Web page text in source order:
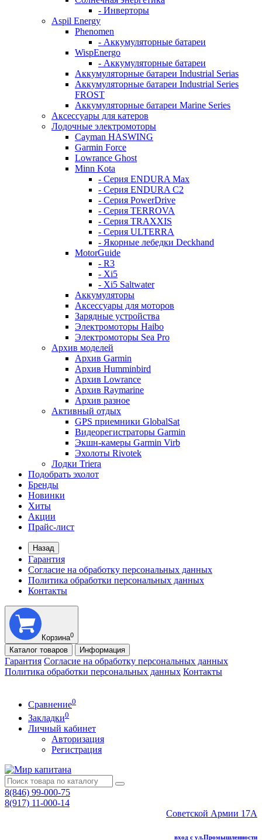
- Инверторы
Aspil Energy
Phenomen
- Аккумуляторные батареи
WispEnergo
- Аккумуляторные батареи
Аккумуляторные батареи Industrial Serias
Аккумуляторные батареи Industrial Series
FROST
Аккумуляторные батареи Marine Series
Аксессуары для катеров
Лодочные электромоторы
Cayman HASWING
Garmin Force
Lowrance Ghost
Minn Kota
- Серия ENDURA Max
- Серия ENDURA C2
- Серия PowerDrive
- Серия TERROVA
- Серия TRAXXIS
- Серия ULTERRA
- Якорные лебедки Deckhand
MotorGuide
- R3
- Xi5
- Xi5 Saltwater
Аккумуляторы
Аксессуары для моторов
Зарядные устройства
Электромоторы Haibo
Электромоторы Sea Pro
Архив моделей
Архив Garmin
Архив Humminbird
Архив Lowrance
Архив Raymarine
Архив разное
Активный отдых
GPS приемники GlobalSat
Видеорегистраторы Garmin
Экшн-камеры Garmin Virb
Эхолоты Rivotek
Лодки Triera
Подобрать эхолот
Бренды
Новинки
Хиты
Акции
Прайс-лист
Назад
Гарантия
Согласие на обработку персональных данных
Политика обработки персональных данных
Контакты
Корзина0
Каталог товаров Информация
Гарантия Согласие на обработку персональных данных
Политика обработки персональных данных Контакты
Сравнение0
Закладки0
Личный кабинет
Авторизация
Регистрация
8(846) 99-000-75
8(917) 11-000-14
Советской Армии 17А
вход с ул.Промышленности